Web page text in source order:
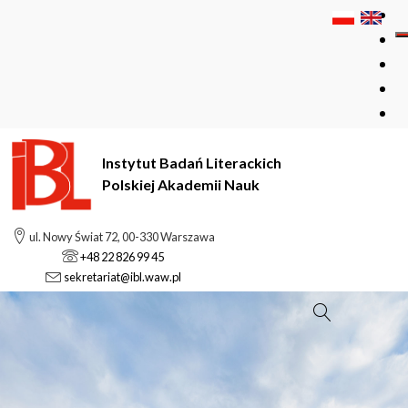
Instytut Badań Literackich
Polskiej Akademii Nauk
ul. Nowy Świat 72, 00-330 Warszawa
+48 22 826 99 45
sekretariat@ibl.waw.pl
Szukaj